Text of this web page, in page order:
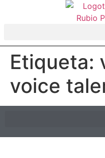
Etiqueta:
voice